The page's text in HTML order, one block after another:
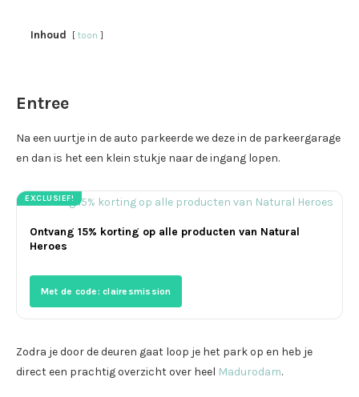
Inhoud toon
Entree
Na een uurtje in de auto parkeerde we deze in de parkeergarage
en dan is het een klein stukje naar de ingang lopen.
EXCLUSIEF!
Ontvang 15% korting op alle producten van Natural
Heroes
Met de code: clairesmission
Zodra je door de deuren gaat loop je het park op en heb je
direct een prachtig overzicht over heel Madurodam.